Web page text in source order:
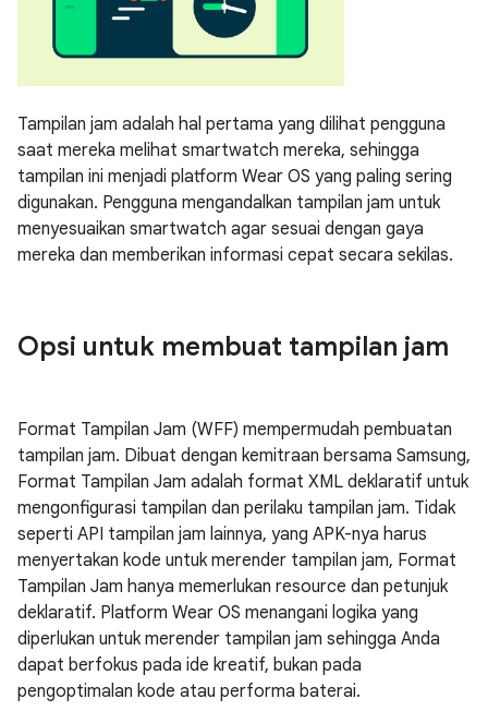
Tampilan jam adalah hal pertama yang dilihat pengguna
saat mereka melihat smartwatch mereka, sehingga
tampilan ini menjadi platform Wear OS yang paling sering
digunakan. Pengguna mengandalkan tampilan jam untuk
menyesuaikan smartwatch agar sesuai dengan gaya
mereka dan memberikan informasi cepat secara sekilas.
Opsi untuk membuat tampilan jam
Format Tampilan Jam (WFF) mempermudah pembuatan
tampilan jam. Dibuat dengan kemitraan bersama Samsung,
Format Tampilan Jam adalah format XML deklaratif untuk
mengonfigurasi tampilan dan perilaku tampilan jam. Tidak
seperti API tampilan jam lainnya, yang APK-nya harus
menyertakan kode untuk merender tampilan jam, Format
Tampilan Jam hanya memerlukan resource dan petunjuk
deklaratif. Platform Wear OS menangani logika yang
diperlukan untuk merender tampilan jam sehingga Anda
dapat berfokus pada ide kreatif, bukan pada
pengoptimalan kode atau performa baterai.